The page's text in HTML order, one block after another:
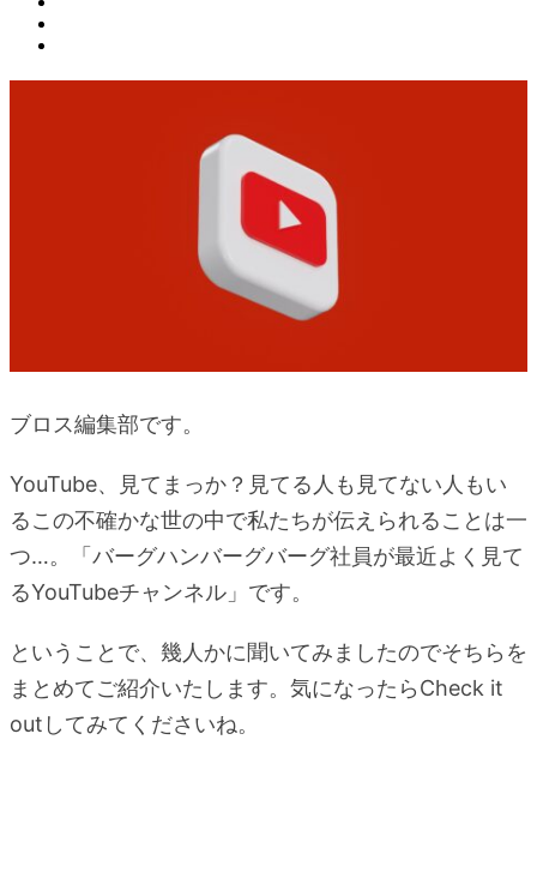
ブロス編集部です。
YouTube、見てまっか？見てる人も見てない人もい
るこの不確かな世の中で私たちが伝えられることは一
つ…。「バーグハンバーグバーグ社員が最近よく見て
るYouTubeチャンネル」です。
ということで、幾人かに聞いてみましたのでそちらを
まとめてご紹介いたします。気になったらCheck it
outしてみてくださいね。